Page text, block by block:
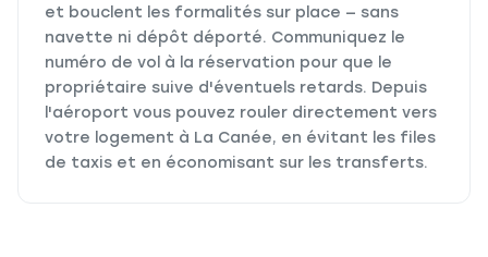
et bouclent les formalités sur place — sans
navette ni dépôt déporté. Communiquez le
numéro de vol à la réservation pour que le
propriétaire suive d'éventuels retards. Depuis
l'aéroport vous pouvez rouler directement vers
votre logement à La Canée, en évitant les files
de taxis et en économisant sur les transferts.